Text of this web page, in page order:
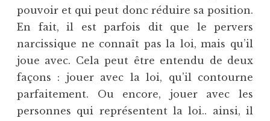
pouvoir et qui peut donc réduire sa position.
En fait, il est parfois dit que le pervers
narcissique ne connaît pas la loi, mais qu’il
joue avec. Cela peut être entendu de deux
façons : jouer avec la loi, qu’il contourne
parfaitement. Ou encore, jouer avec les
personnes qui représentent la loi.. ainsi, il